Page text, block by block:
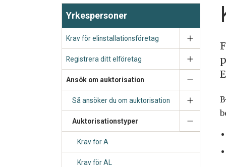
Yrkespersoner
Krav för elinstallationsföretag
Registrera ditt elföretag
Ansök om auktorisation
Så ansöker du om auktorisation
Auktorisationstyper
Krav för A
Krav för AL